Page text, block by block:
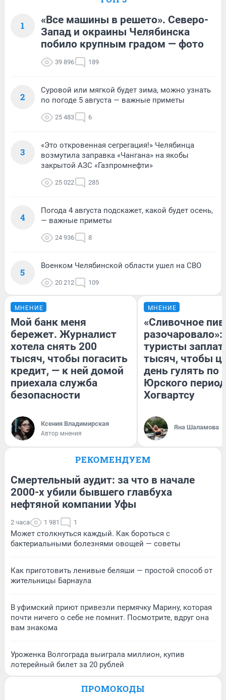
1
«Все машины в решето». Северо-
Запад и окраины Челябинска
побило крупным градом — фото
39 896 189
2
Суровой или мягкой будет зима, можно узнать
по погоде 5 августа — важные приметы
25 483 6
3
«Это откровенная сегрегация!» Челябинца
возмутила заправка «Чангана» на якобы
закрытой АЗС «Газпромнефти»
25 022 285
4
Погода 4 августа подскажет, какой будет осень,
— важные приметы
24 936 8
5
Военком Челябинской области ушел на СВО
20 212 109
МНЕНИЕ
Мой банк меня
бережет. Журналист
хотела снять 200
тысяч, чтобы погасить
кредит, — к ней домой
приехала служба
безопасности
Ксения Владимирская
Автор мнения
МНЕНИЕ
«Сливочное
разочаровало»:
туристы
тысяч, чтобы
день гулять по
Юрского
Хогвартсу
Яна Шаламова
РЕКОМЕНДУЕМ
Смертельный аудит: за что в начале
2000-х убили бывшего главбуха
нефтяной компании Уфы
2 часа 1 981 1
Может столкнуться каждый. Как бороться с
бактериальными болезнями овощей — советы
Как приготовить ленивые беляши — простой способ от
жительницы Барнаула
В уфимский приют привезли пермячку Марину, которая
почти ничего о себе не помнит. Посмотрите, вдруг она
вам знакома
Уроженка Волгограда выиграла миллион, купив
лотерейный билет за 20 рублей
ПРОМОКОДЫ